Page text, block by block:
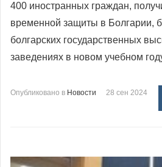
400 иностранных граждан,
временной защиты в Болгарии,
болгарских государственных
заведениях в новом учебном
Опубликовано в Новости 28 сен 2024